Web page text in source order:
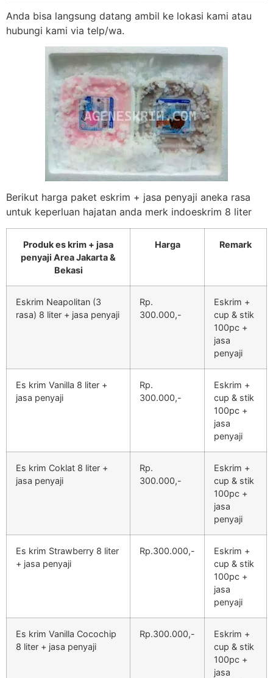
Anda bisa langsung datang ambil ke lokasi kami atau
hubungi kami via telp/wa.
Berikut harga paket eskrim + jasa penyaji aneka rasa
untuk keperluan hajatan anda merk indoeskrim 8 liter
Produk es krim + jasa
penyaji Area Jakarta &
Bekasi
Harga Remark
Eskrim Neapolitan (3
rasa) 8 liter + jasa penyaji
Rp.
300.000,-
Eskrim +
cup & stik
100pc +
jasa
penyaji
Es krim Vanilla 8 liter +
jasa penyaji
Rp.
300.000,-
Eskrim +
cup & stik
100pc +
jasa
penyaji
Es krim Coklat 8 liter +
jasa penyaji
Rp.
300.000,-
Eskrim +
cup & stik
100pc +
jasa
penyaji
Es krim Strawberry 8 liter
+ jasa penyaji
Rp.300.000,-
Eskrim +
cup & stik
100pc +
jasa
penyaji
Es krim Vanilla Cocochip
8 liter + jasa penyaji
Rp.300.000,-
Eskrim +
cup & stik
100pc +
jasa